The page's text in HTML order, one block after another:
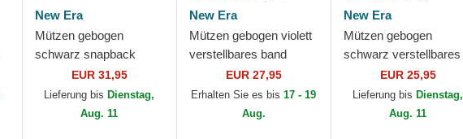
New Era
Mützen gebogen
schwarz snapback
9FORTY E Frame
Metallic der Los Angeles
Lakers NBA von New
EUR 31,95
Lieferung bis Dienstag,
Aug. 11
New Era
Mützen gebogen violett
verstellbares band
9FORTY The League
der Los Angeles Lakers
NBA von New Era
EUR 27,95
Erhalten Sie es bis17 - 19
Aug.
New Era
Mützen gebogen
schwarz verstellbares
band 9FORTY Pop
Outline der New York
Yankees MLB von New
EUR 25,95
Lieferung bis Dienstag,
Aug. 11